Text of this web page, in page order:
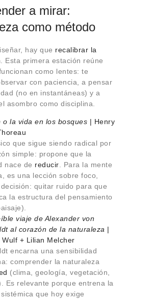
a mirar:
como método
hay que recalibrar la
. Esta primera estación reúne
como lentes: te
con paciencia, a pensar
(no en instantáneas) y a
asombro como disciplina.
o la vida en los bosques | Henry
que sigue siendo radical por
simple: propone que la
nace de reducir . Para la mente
es una lección sobre foco,
quitar ruido para que
la estructura del pensamiento
viaje de Alexander von
al corazón de la naturaleza |
Wulf + Lilian Melcher
encarna una sensibilidad
comprender la naturaleza
(clima, geología, vegetación,
Es relevante porque entrena la
que hoy exige